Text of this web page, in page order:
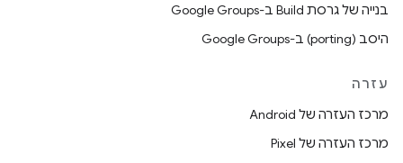
בנייה של גרסת Build ב-Google Groups
היסב (porting) ב-Google Groups
עזרה
מרכז העזרה של Android
מרכז העזרה של Pixel